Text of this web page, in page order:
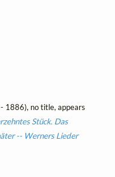
1886), no title, appears
Stück. Das
-- Werners Lieder